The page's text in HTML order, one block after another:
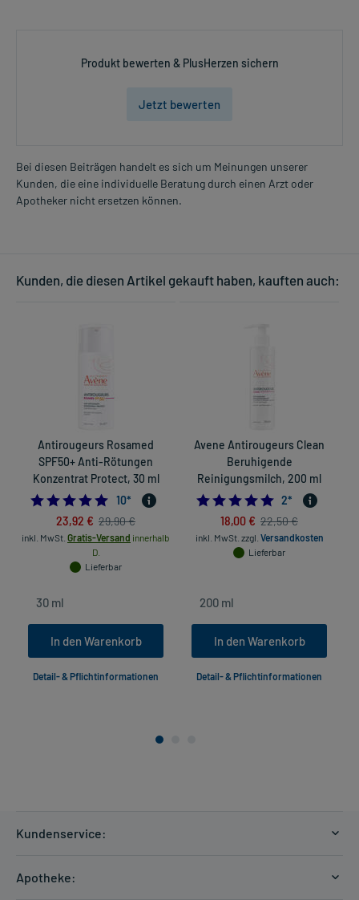
Produkt bewerten & PlusHerzen sichern
Jetzt bewerten
Bei diesen Beiträgen handelt es sich um Meinungen unserer
Kunden, die eine individuelle Beratung durch einen Arzt oder
Apotheker nicht ersetzen können.
Kunden, die diesen Artikel gekauft haben, kauften auch:
Antirougeurs Rosamed
SPF50+ Anti-Rötungen
Konzentrat Protect, 30 ml
4.8
10*
23,92 € 29,90 €
inkl. MwSt. Gratis-Versand innerhalb
D.
Lieferbar
In den Warenkorb
Detail- & Pflichtinformationen
Avene Antirougeurs Clean
Beruhigende
Reinigungsmilch, 200 ml
5.0
2*
18,00 € 22,50 €
inkl. MwSt. zzgl. Versandkosten
Lieferbar
In den Warenkorb
Detail- & Pflichtinformationen
Kundenservice:
Apotheke: